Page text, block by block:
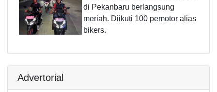
di Pekanbaru berlangsung
meriah. Diikuti 100 pemotor alias
bikers.
Advertorial